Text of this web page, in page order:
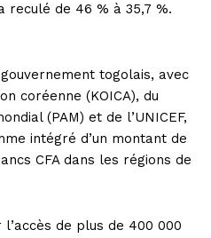
reculé de 46 % à 35,7 %.
togolais, avec
coréenne (KOICA), du
(PAM) et de l’UNICEF,
intégré d’un montant de
CFA dans les régions de
de plus de 400 000